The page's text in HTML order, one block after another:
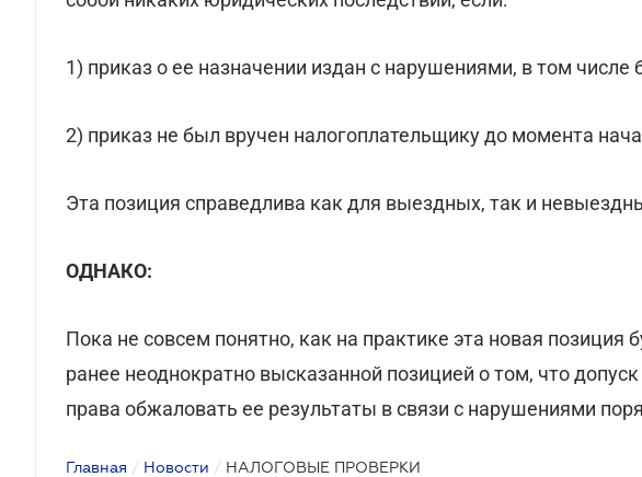
1) приказ о ее назначении издан с нарушениями, в том числе
2) приказ не был вручен налогоплательщику до момента
Эта позиция справедлива как для выездных, так и
ОДНАКО:
Пока не совсем понятно, как на практике эта новая позиция
ранее неоднократно высказанной позицией о том, что
права обжаловать ее результаты в связи с нарушениями
Главная / Новости / НАЛОГОВЫЕ ПРОВЕРКИ